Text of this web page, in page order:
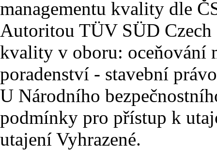
managementu kvality dle
Autoritou TÜV SÜD Czech
kvality v oboru: oceňování
poradenství - stavební
U Národního
podmínky pro přístup k
utajení Vyhrazené.